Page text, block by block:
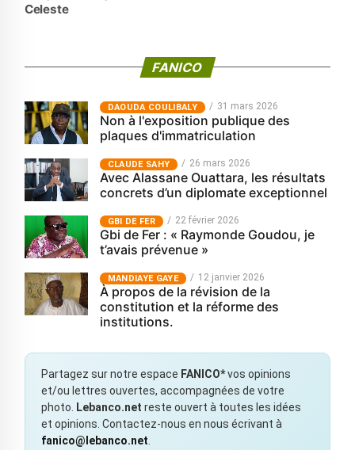
Celeste
FANICO
‎DAOUDA COULIBALY 31 mars 2026
Non à l'exposition publique des
plaques d'immatriculation
CLAUDE SAHY 26 mars 2026
Avec Alassane Ouattara, les résultats
concrets d’un diplomate exceptionnel
GBI DE FER 22 février 2026
Gbi de Fer : « Raymonde Goudou, je
t’avais prévenue »
MANDIAYE GAYE 12 janvier 2026
À propos de la révision de la
constitution et la réforme des
institutions.
Partagez sur notre espace FANICO*vos opinions
et/ou lettres ouvertes, accompagnées de votre
photo.
Lebanco.net reste ouvert à toutes les idées
et opinions. Contactez-nous en nous écrivant à
fanico@lebanco.net